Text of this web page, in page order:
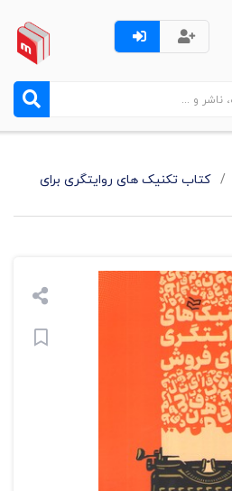
کتاب تکنیک های روایتگری برای